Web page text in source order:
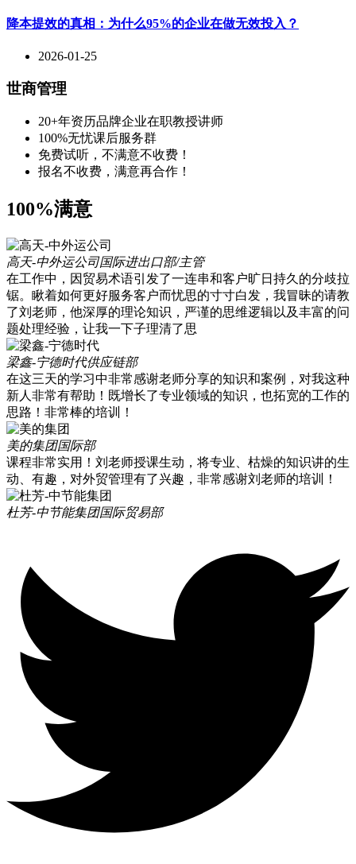
降本提效的真相：为什么95%的企业在做无效投入？
2026-01-25
世商管理
20+年资历品牌企业在职教授讲师
100%无忧课后服务群
免费试听，不满意不收费！
报名不收费，满意再合作！
100%满意
高天-中外运公司国际进出口部/主管
在工作中，因贸易术语引发了一连串和客户旷日持久的分歧拉
锯。瞅着如何更好服务客户而忧思的寸寸白发，我冒昧的请教
了刘老师，他深厚的理论知识，严谨的思维逻辑以及丰富的问
题处理经验，让我一下子理清了思
梁鑫-宁德时代供应链部
在这三天的学习中非常感谢老师分享的知识和案例，对我这种
新人非常有帮助！既增长了专业领域的知识，也拓宽的工作的
思路！非常棒的培训！
美的集团国际部
课程非常实用！刘老师授课生动，将专业、枯燥的知识讲的生
动、有趣，对外贸管理有了兴趣，非常感谢刘老师的培训！
杜芳-中节能集团国际贸易部